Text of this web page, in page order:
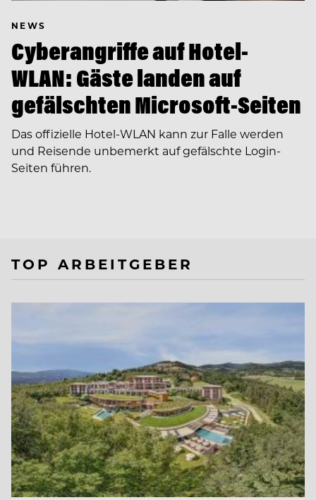
NEWS
Cyberangriffe auf Hotel-
WLAN: Gäste landen auf
gefälschten Microsoft-Seiten
Das offizielle Hotel-WLAN kann zur Falle werden
und Reisende unbemerkt auf gefälschte Login-
Seiten führen.
TOP ARBEITGEBER